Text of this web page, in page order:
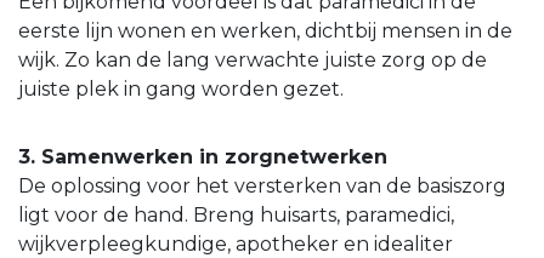
eerste lijn wonen en werken, dichtbij mensen in de
wijk. Zo kan de lang verwachte juiste zorg op de
juiste plek in gang worden gezet.
3. Samenwerken in zorgnetwerken
De oplossing voor het versterken van de basiszorg
ligt voor de hand. Breng huisarts, paramedici,
wijkverpleegkundige, apotheker en idealiter